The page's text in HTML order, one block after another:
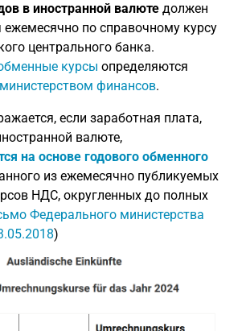
в иностранной валюте должен
ежемесячно по справочному курсу
центрального банка.
курсы определяются
финансов.
если заработная плата,
валюте,
на основе годового обменного
из ежемесячно публикуемых
НДС, округленных до полных
Федерального министерства
)